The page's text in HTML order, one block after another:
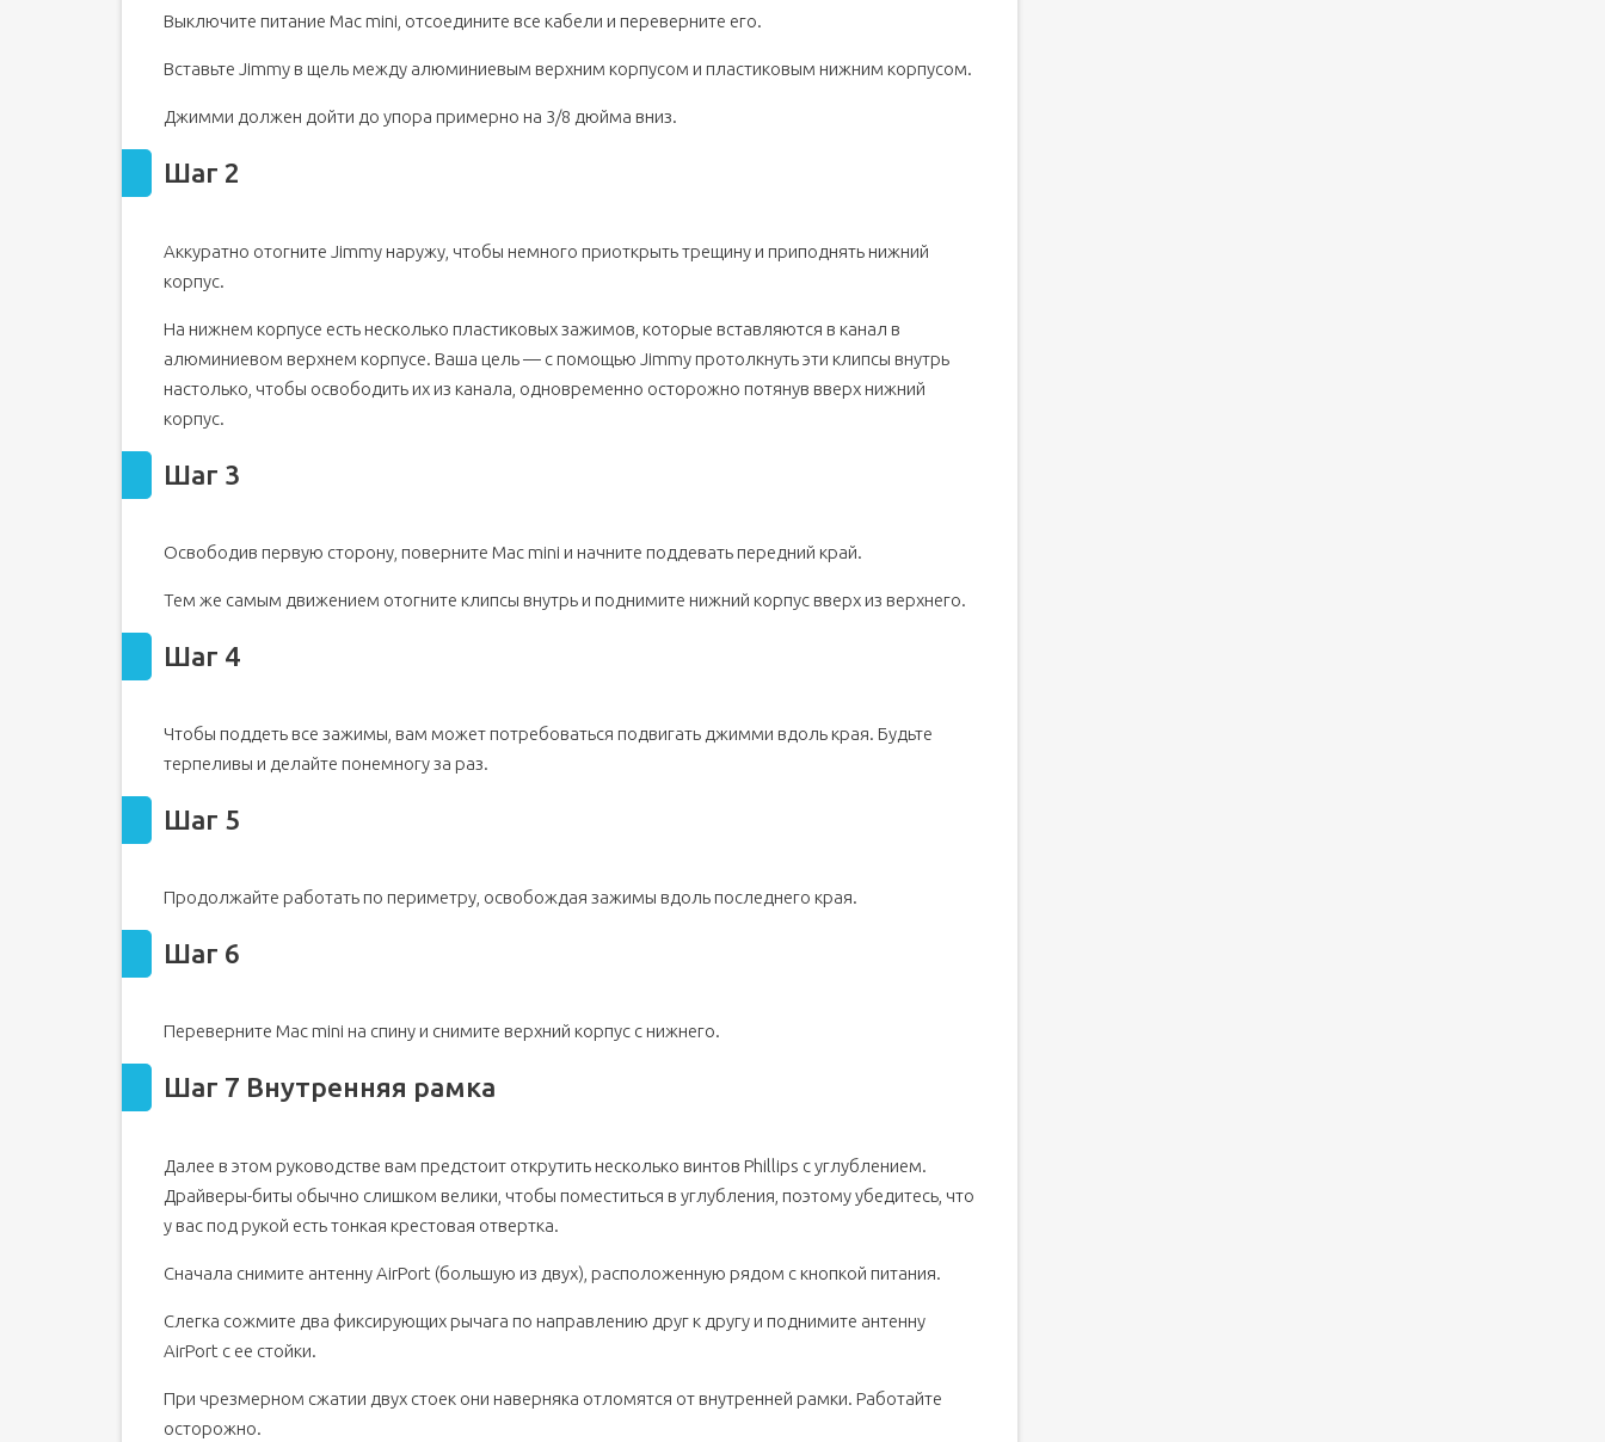
Шаг 9
Шаг 10
Шаг 13
Шаг 16 Звуковая плата
Шаг 17
Шаг 18
Выключите питание Mac mini, отсоедините все кабели и переверните его.
Вставьте Jimmy в щель между алюминиевым верхним корпусом и пластиковым нижним корпусом.
Джимми должен дойти до упора примерно на 3/8 дюйма вниз.
Шаг 2
Аккуратно отогните Jimmy наружу, чтобы немного приоткрыть трещину и приподнять нижний
корпус.
На нижнем корпусе есть несколько пластиковых зажимов, которые вставляются в канал в
алюминиевом верхнем корпусе. Ваша цель — с помощью Jimmy протолкнуть эти клипсы внутрь
настолько, чтобы освободить их из канала, одновременно осторожно потянув вверх нижний
корпус.
Шаг 3
Освободив первую сторону, поверните Mac mini и начните поддевать передний край.
Тем же самым движением отогните клипсы внутрь и поднимите нижний корпус вверх из верхнего.
Шаг 4
Чтобы поддеть все зажимы, вам может потребоваться подвигать джимми вдоль края. Будьте
терпеливы и делайте понемногу за раз.
Шаг 5
Продолжайте работать по периметру, освобождая зажимы вдоль последнего края.
Шаг 6
Переверните Mac mini на спину и снимите верхний корпус с нижнего.
Шаг 7 Внутренняя рамка
Далее в этом руководстве вам предстоит открутить несколько винтов Phillips с углублением.
Драйверы-биты обычно слишком велики, чтобы поместиться в углубления, поэтому убедитесь, что
у вас под рукой есть тонкая крестовая отвертка.
Сначала снимите антенну AirPort (большую из двух), расположенную рядом с кнопкой питания.
Слегка сожмите два фиксирующих рычага по направлению друг к другу и поднимите антенну
AirPort с ее стойки.
При чрезмерном сжатии двух стоек они наверняка отломятся от внутренней рамки. Работайте
осторожно.